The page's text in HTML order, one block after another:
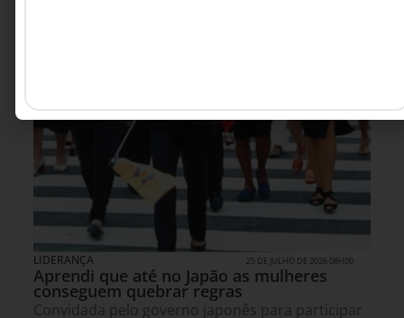
LIDERANÇA 25 DE JULHO DE 2026 08H00
Aprendi que até no Japão as mulheres
conseguem quebrar regras
Convidada pelo governo japonês para participar